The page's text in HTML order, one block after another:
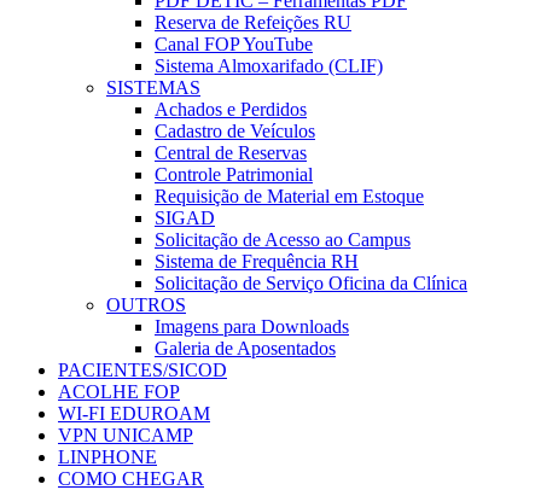
Reserva de Refeições RU
Canal FOP YouTube
Sistema Almoxarifado (CLIF)
SISTEMAS
Achados e Perdidos
Cadastro de Veículos
Central de Reservas
Controle Patrimonial
Requisição de Material em Estoque
SIGAD
Solicitação de Acesso ao Campus
Sistema de Frequência RH
Solicitação de Serviço Oficina da Clínica
OUTROS
Imagens para Downloads
Galeria de Aposentados
PACIENTES/SICOD
ACOLHE FOP
WI-FI EDUROAM
VPN UNICAMP
LINPHONE
COMO CHEGAR